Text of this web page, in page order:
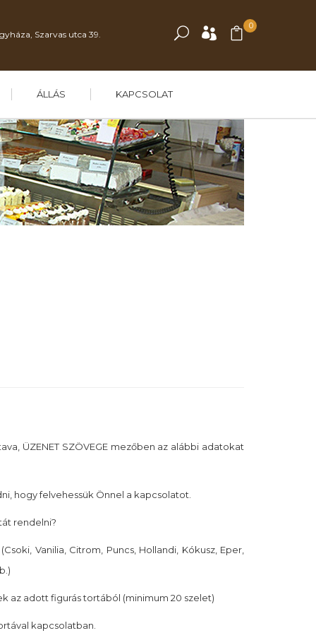
Szarvas utca 39.
0
ÁLLÁS KAPCSOLAT
ÜZENET SZÖVEGE mezőben az alábbi adatokat
hogy felvehessük Önnel a kapcsolatot.
rendelni?
Vanilia, Citrom, Puncs, Hollandi, Kókusz, Eper,
az adott figurás tortából (minimum 20 szelet)
kapcsolatban.